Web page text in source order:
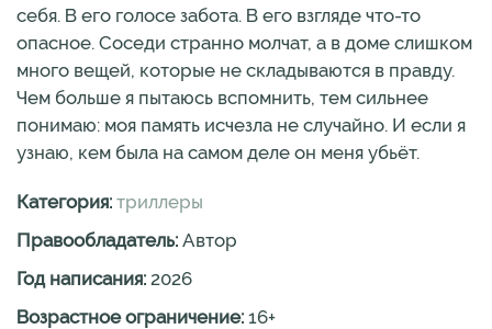
себя. В его голосе забота. В его взгляде что-то
опасное. Соседи странно молчат, а в доме слишком
много вещей, которые не складываются в правду.
Чем больше я пытаюсь вспомнить, тем сильнее
понимаю: моя память исчезла не случайно. И если я
узнаю, кем была на самом деле он меня убьёт.
Категория: триллеры
Правообладатель: Автор
Год написания: 2026
Возрастное ограничение: 16+